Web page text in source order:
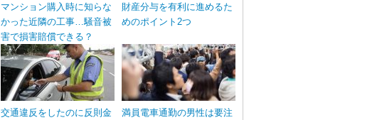
マンション購入時に知らな
かった近隣の工事…騒音被
害で損害賠償できる？
財産分与を有利に進めるた
めのポイント2つ
交通違反をしたのに反則金
満員電車通勤の男性は要注